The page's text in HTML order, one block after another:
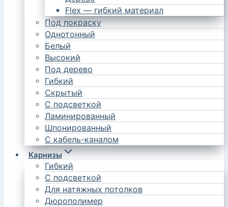
Flex — гибкий материал
Под покраску
Однотонный
Белый
Высокий
Под дерево
Гибкий
Скрытый
С подсветкой
Ламинированный
Шпонированный
С кабель-каналом
Карнизы
Гибкий
С подсветкой
Для натяжных потолков
Дюрополимер